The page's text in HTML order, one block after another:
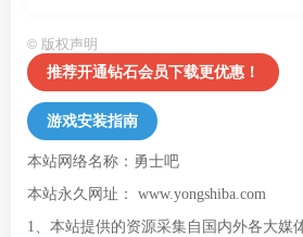
© 版权声明
推荐开通钻石会员下载更优惠！
游戏安装指南
本站网络名称：勇士吧
本站永久网址： www.yongshiba.com
1、本站提供的资源采集自国内外各大媒